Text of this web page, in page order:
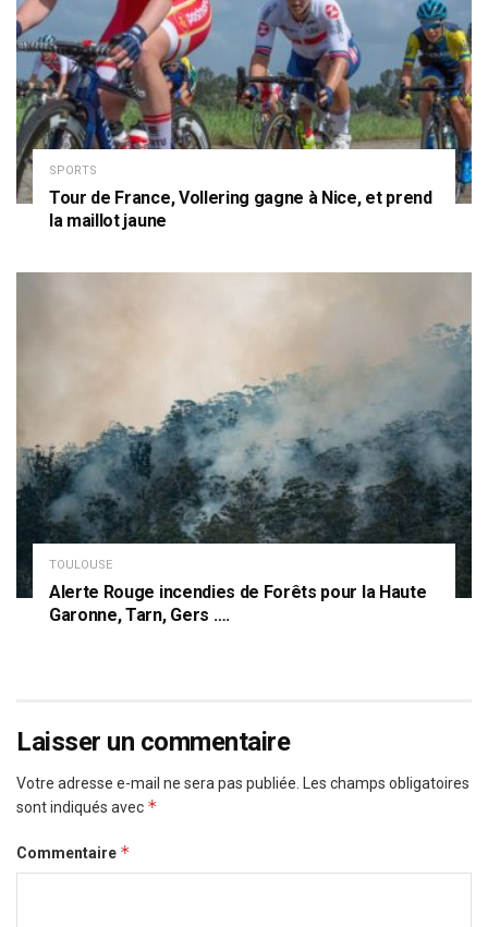
SPORTS
Tour de France, Vollering gagne à Nice, et prend
la maillot jaune
TOULOUSE
Alerte Rouge incendies de Forêts pour la Haute
Garonne, Tarn, Gers ….
Laisser un commentaire
Votre adresse e-mail ne sera pas publiée. Les champs obligatoires
sont indiqués avec *
Commentaire *